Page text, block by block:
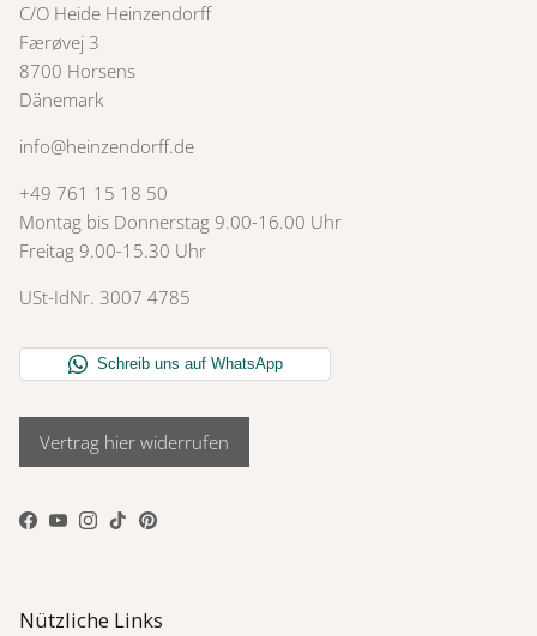
C/O Heide Heinzendorff
Færøvej 3
8700 Horsens
Dänemark
info@heinzendorff.de
+49 761 15 18 50
Montag bis Donnerstag 9.00-16.00 Uhr
Freitag 9.00-15.30 Uhr
USt-IdNr. 3007 4785
Vertrag hier widerrufen
Facebook
YouTube
Instagram
TikTokPinterest
Nützliche Links